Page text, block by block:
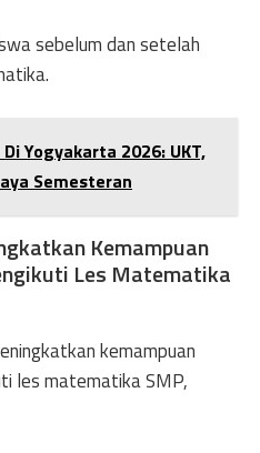
sebelum dan setelah
Yogyakarta 2026: UKT,
Semesteran
Kemampuan
Les Matematika
kemampuan
les matematika SMP,